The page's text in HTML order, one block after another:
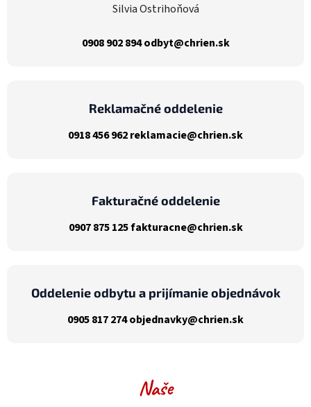
Silvia Ostrihoňová
0908 902 894odbyt@chrien.sk
Reklamačné oddelenie
0918 456 962reklamacie@chrien.sk
Fakturačné oddelenie
0907 875 125fakturacne@chrien.sk
Oddelenie odbytu a prijímanie objednávok
0905 817 274objednavky@chrien.sk
Naše